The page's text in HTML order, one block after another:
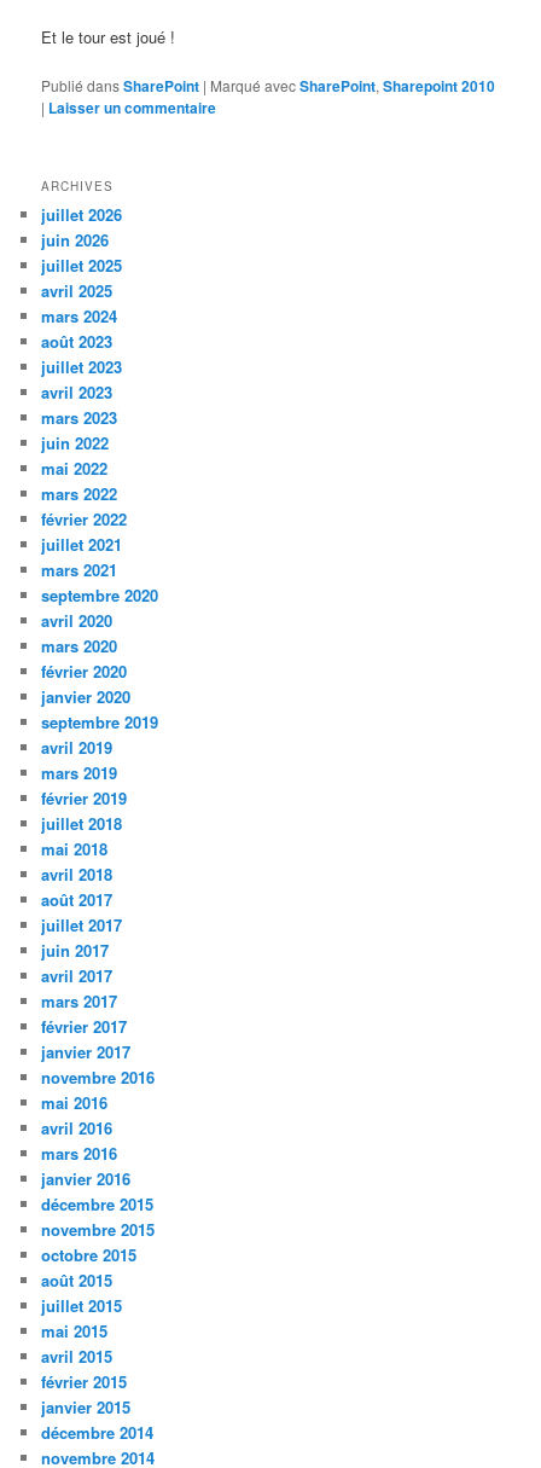
Et le tour est joué !
Publié dansSharePoint | Marqué avecSharePoint,Sharepoint 2010
| Laisser un commentaire
ARCHIVES
juillet 2026
juin 2026
juillet 2025
avril 2025
mars 2024
août 2023
juillet 2023
avril 2023
mars 2023
juin 2022
mai 2022
mars 2022
février 2022
juillet 2021
mars 2021
septembre 2020
avril 2020
mars 2020
février 2020
janvier 2020
septembre 2019
avril 2019
mars 2019
février 2019
juillet 2018
mai 2018
avril 2018
août 2017
juillet 2017
juin 2017
avril 2017
mars 2017
février 2017
janvier 2017
novembre 2016
mai 2016
avril 2016
mars 2016
janvier 2016
décembre 2015
novembre 2015
octobre 2015
août 2015
juillet 2015
mai 2015
avril 2015
février 2015
janvier 2015
décembre 2014
novembre 2014